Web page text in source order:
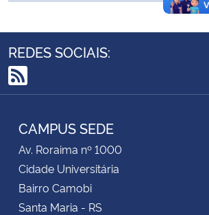
Ministério da Mulher, da Família e dos Direitos
Secretaria-Geral
Secretaria de Governo
Gabinete de Segurança Institucional
Advocacia-Geral da União
Banco Central do Brasil
REDES SOCIAIS:
RSS
CAMPUS SEDE
Av. Roraima nº 1000
Cidade Universitária
Bairro Camobi
Santa Maria - RS